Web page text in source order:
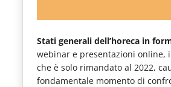
dell'alimentazione,
dei
consumi
fuoricasa,
Stati generali dell’horeca in
webinar e presentazioni online,
che è solo rimandato al 2022,
fondamentale momento di